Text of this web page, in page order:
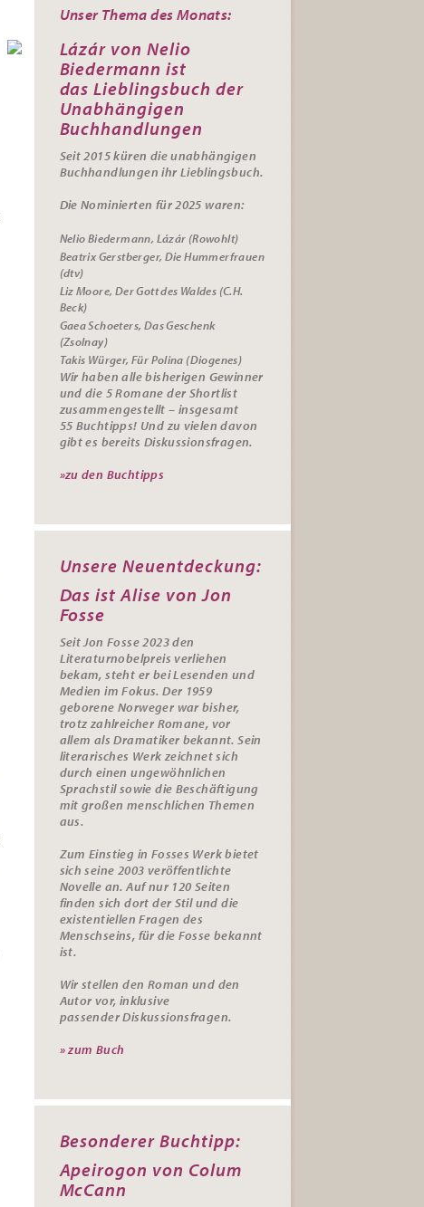
Unser Thema des Monats:
Lázár von Nelio
Biedermann ist
dasLieblingsbuch der
Unabhängigen
Buchhandlungen
Seit 2015 küren die unabhängigen
Buchhandlungen ihr Lieblingsbuch.
Die Nominierten für 2025 waren:
Nelio Biedermann, Lázár (Rowohlt)
Beatrix Gerstberger, Die Hummerfrauen
(dtv)
Liz Moore, Der Gott des Waldes (C.H.
Beck)
Gaea Schoeters, Das Geschenk
(Zsolnay)
Takis Würger, Für Polina (Diogenes)
Wir haben alle bisherigen Gewinner
und die 5 Romane der Shortlist
zusammengestellt – insgesamt
55 Buchtipps! Und zu vielen davon
gibt es bereits Diskussionsfragen.
»zu den Buchtipps
Unsere Neuentdeckung:
Das ist Alise von Jon
Fosse
Seit Jon Fosse 2023 den
Literaturnobelpreis verliehen
bekam, steht er bei Lesenden und
Medien im Fokus. Der 1959
geborene Norweger war bisher,
trotz zahlreicher Romane, vor
allem als Dramatiker bekannt. Sein
literarisches Werk zeichnet sich
durch einen ungewöhnlichen
Sprachstil sowie die Beschäftigung
mit großen menschlichen Themen
aus.
Zum Einstieg in Fosses Werk bietet
sich seine 2003 veröffentlichte
Novelle an. Auf nur 120 Seiten
finden sich dort der Stil und die
existentiellen Fragen des
Menschseins, für die Fosse bekannt
ist.
Wir stellen den Roman und den
Autor vor, inklusive
passenderDiskussionsfragen.
» zum Buch
Besonderer Buchtipp:
Apeirogon von Colum
McCann